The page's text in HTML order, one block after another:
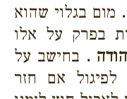
מום בגלוי שהוא
בפרק על אלו
. בחישב על
לפיגול אם חזר